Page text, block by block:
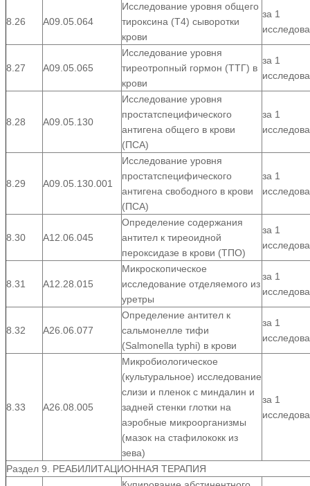
8.26 А09.05.064
Исследование уровня общего
тироксина (Т4) сыворотки
крови
за 1
8.27 А09.05.065
Исследование уровня
тиреотропный гормон (ТТГ) в
крови
за 1
8.28 А09.05.130
Исследование уровня
простатспецифического
антигена общего в крови
(ПСА)
за 1
8.29 А09.05.130.001
Исследование уровня
простатспецифического
антигена свободного в крови
(ПСА)
за 1
8.30 А12.06.045
Определение содержания
антител к тиреоидной
пероксидазе в крови (ТПО)
за 1
8.31 А12.28.015
Микроскопическое
исследование отделяемого из
уретры
за 1
8.32 А26.06.077
Определение антител к
сальмонелле тифи
(Salmonella typhi) в крови
за 1
8.33 А26.08.005
Микробиологическое
(культуральное) исследование
слизи и пленок с миндалин и
задней стенки глотки на
аэробные микроорганизмы
(мазок на стафилококк из
зева)
за 1
Раздел 9. РЕАБИЛИТАЦИОННАЯ ТЕРАПИЯ